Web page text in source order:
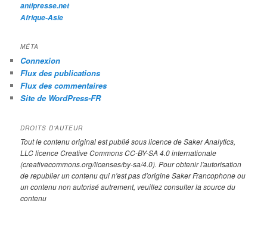
antipresse.net
Afrique-Asie
MÉTA
Connexion
Flux des publications
Flux des commentaires
Site de WordPress-FR
DROITS D’AUTEUR
Tout le contenu original est publié sous licence de Saker Analytics,
LLC licence Creative Commons CC-BY-SA 4.0 internationale
(creativecommons.org/licenses/by-sa/4.0). Pour obtenir l'autorisation
de republier un contenu qui n'est pas d'origine Saker Francophone ou
un contenu non autorisé autrement, veuillez consulter la source du
contenu